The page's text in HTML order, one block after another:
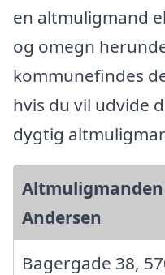
en altmuligmand
og omegn
kommunefindes
hvis du vil udvide
dygtig
Altmuligmanden
Andersen
Bagergade 38,